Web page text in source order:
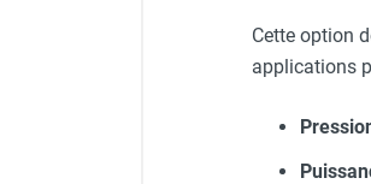
Sèche-main et sèche-
Chauffage fixe atelier
Chauffage d'atelier fixe
Cette option
applications